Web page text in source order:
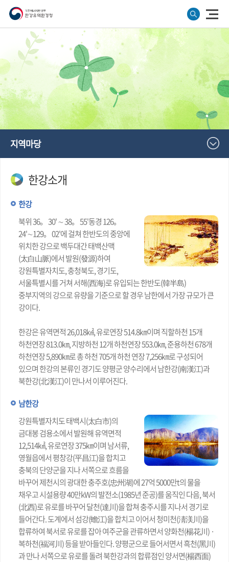
지역마당
한강소개
한강
북위 36。 30' ∼ 38。 55'동경 126。
24'∼129。 02'에 걸쳐 한반도의 중앙에
위치한 강으로 백두대간 태백산맥
(太白山脈)에서 발원(發源)하여
강원특별자치도, 충청북도, 경기도,
서울특별시를 거쳐 서해(西海)로 유입되는 한반도(韓半島)
중부지역의 강으로 유량을 기준으로 할 경우 남한에서 가장 규모가 큰
강이다.
한강은 유역면적 26,018㎢, 유로연장 514.8㎞이며 직할하천 15개
하천연장 813.0㎞, 지방하천 12개 하천연장 553.0㎞, 준용하천 678개
하천연장 5,890㎞로 총 하천 705개 하천 연장 7,256㎞로 구성되어
있으며 한강의 본류인 경기도 양평군 양수리에서 남한강(南漢江)과
북한강(北漢江)이 만나서 이루어진다.
남한강
강원특별자치도 태백시(太白市)의
금대봉 검용소에서 발원해 유역면적
12,514㎢, 유로연장 375㎞이며 남서류,
영월읍에서 평창강(平昌江)을 합치고
충북의 단양군을 지나 서쪽으로 흐름을
바꾸어 제천시의 광대한 충주호(忠州湖)에 27억 5000만t의 물을
채우고 시설용량 40만kW의 발전소(1985년 준공)를 움직인 다음, 북서
(北西)로 유로를 바꾸어 달천(達川)을 합쳐 충주시를 지나서 경기로
들어간다. 도계에서 섬강(蟾江)을 합치고 이어서 청미천(淸渼川)을
합류하여 북서로 유로를 잡아 여주군을 관류하면서 양화천(楊花川) ·
복하천(福河川) 등을 받아들인다. 양평군으로 들어서면서 흑천(黑川)
과 만나 서쪽으로 유로를 돌려 북한강과의 합류점인 양서면(楊西面)